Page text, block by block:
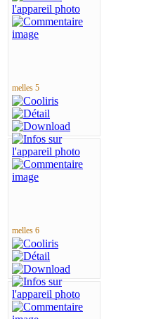
melles 5
melles 6